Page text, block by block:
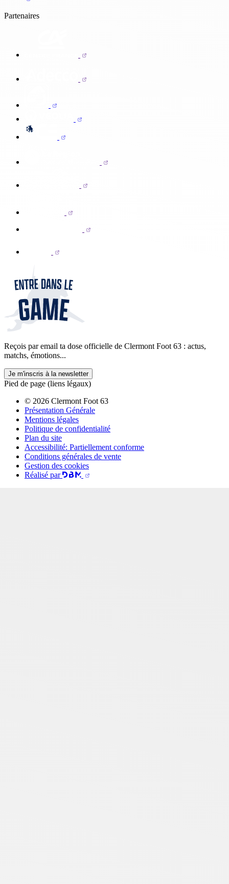
Partenaires
Reçois par email ta dose officielle de Clermont Foot 63 : actus,
matchs, émotions...
Je m'inscris à la newsletter
Pied de page (liens légaux)
© 2026 Clermont Foot 63
Présentation Générale
Mentions légales
Politique de confidentialité
Plan du site
Accessibilité: Partiellement conforme
Conditions générales de vente
Gestion des cookies
Réalisé par